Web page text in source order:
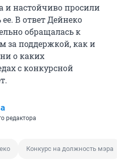
и настойчиво просили
В ответ Дейнеко
обращалась к
за поддержкой, как и
о каких
с конкурсной
редактора
Конкурс на должность мэра